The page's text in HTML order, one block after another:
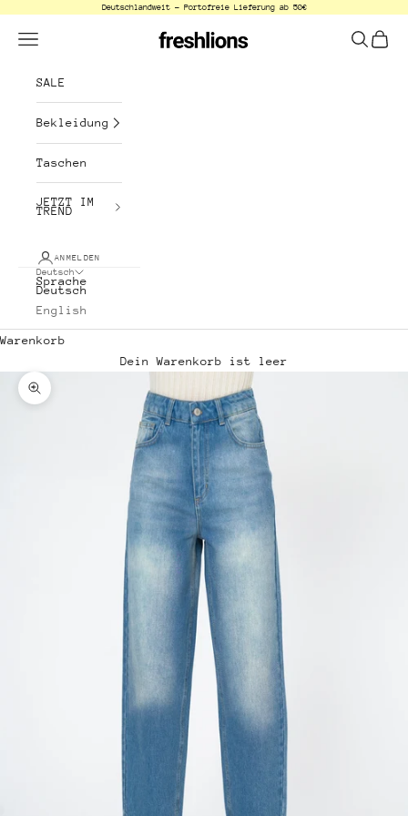
Zum Inhalt springenDeutschlandweit - Portofreie Lieferung ab 50€
freshlions
Menü Suchen
SALE
Bekleidung
Taschen
JETZT IM
TREND
ANMELDEN
Deutsch
Sprache
Deutsch
English
Warenkorb
Dein Warenkorb ist leer
Bild vergrößern